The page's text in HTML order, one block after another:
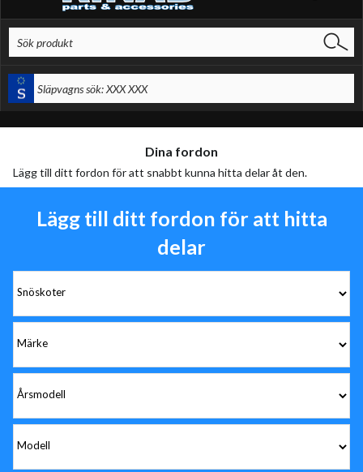
Dina fordon
Lägg till ditt fordon för att snabbt kunna hitta delar åt den.
Lägg till ditt fordon för att hitta
delar